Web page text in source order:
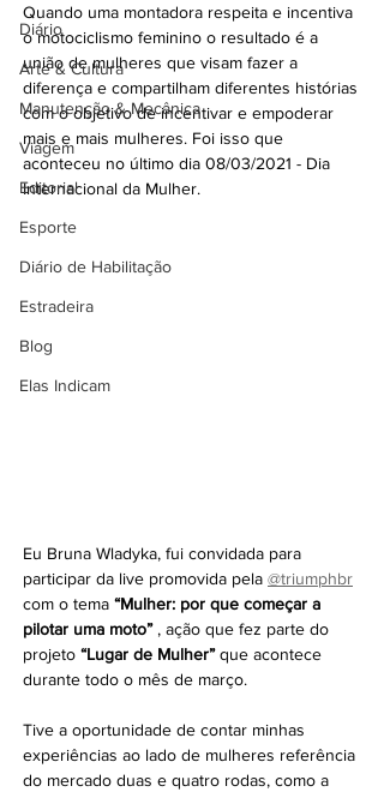
Diário
Arte & Cultura
Manutenção & Mecânica
Viagem
Editorial
Esporte
Diário de Habilitação
Estradeira
Blog
Elas Indicam
Quando uma montadora respeita e incentiva
o motociclismo feminino o resultado é a
união de mulheres que visam fazer a
diferença e compartilham diferentes histórias
com o objetivo de incentivar e empoderar
mais e mais mulheres. Foi isso que
aconteceu no último dia 08/03/2021 - Dia
Internacional da Mulher.
Eu Bruna Wladyka, fui convidada para
participar da live promovida pela @triumphbr
com o tema “Mulher: por que começar a
pilotar uma moto” , ação que fez parte do
projeto “Lugar de Mulher” que acontece
durante todo o mês de março.
Tive a oportunidade de contar minhas
experiências ao lado de mulheres referência
do mercado duas e quatro rodas, como a